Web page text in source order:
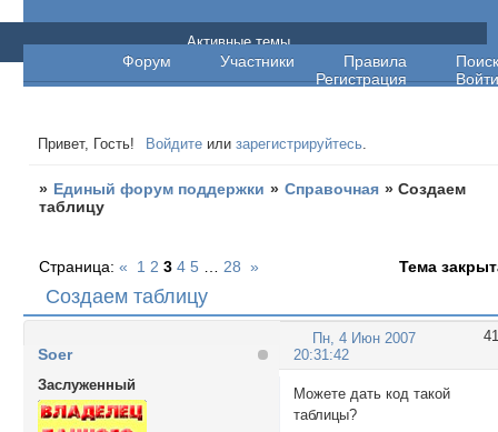
Единый форум поддержки
Форум Участники Правила
Поиск
Регистрация
Войти
Активные темы
Привет, Гость! Войдите илизарегистрируйтесь.
» Единый форум поддержки » Справочная »Создаем
таблицу
Создаем таблицу
Страница:« 1 2 3 4 5 28 » Тема
41
Пн, 4 Июн 2007
20:31:42
Soer
Заслуженный
Можете дать код такой
таблицы?